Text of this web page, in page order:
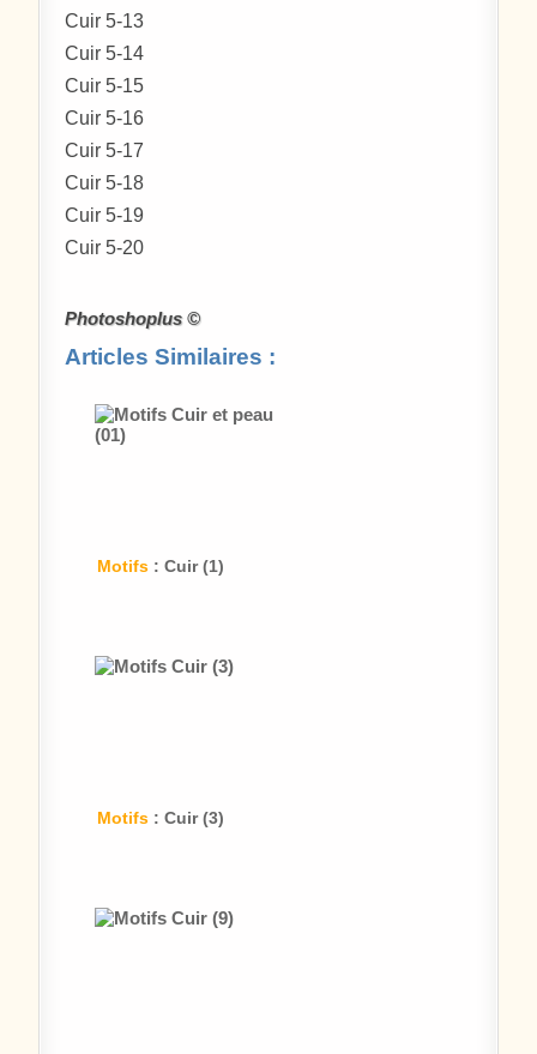
Cuir 5-13
Cuir 5-14
Cuir 5-15
Cuir 5-16
Cuir 5-17
Cuir 5-18
Cuir 5-19
Cuir 5-20
Photoshoplus ©
Articles Similaires :
Motifs : Cuir (1)
Motifs : Cuir (3)